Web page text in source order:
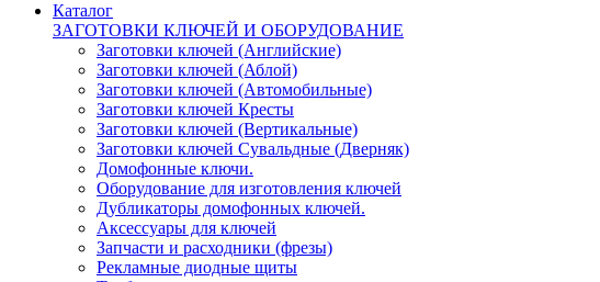
Каталог
ЗАГОТОВКИ КЛЮЧЕЙ И ОБОРУДОВАНИЕ
Заготовки ключей (Английские)
Заготовки ключей (Аблой)
Заготовки ключей (Автомобильные)
Заготовки ключей Кресты
Заготовки ключей (Вертикальные)
Заготовки ключей Сувальдные (Дверняк)
Домофонные ключи.
Оборудование для изготовления ключей
Дубликаторы домофонных ключей.
Аксессуары для ключей
Запчасти и расходники (фрезы)
Рекламные диодные щиты